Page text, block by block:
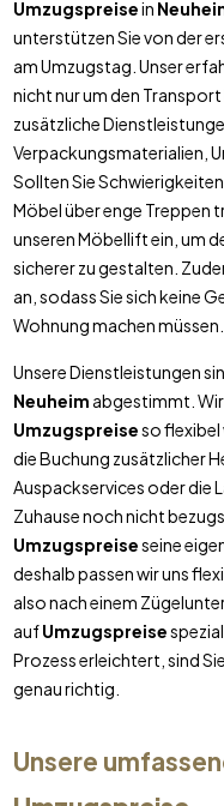
Umzugspreisein
unterstützen Sie von der
am Umzugstag. Unser
nicht nur um den
zusätzliche
Verpackungsmaterialien,
Sollten Sie
Möbel über enge Treppen
unseren Möbellift ein, um
sicherer zu gestalten.
an, sodass Sie sich keine
Wohnung machen müssen.
Unsere Dienstleistungen
Neuheim abgestimmt.
Umzugspreiseso flexibel
die Buchung zusätzlicher
Auspackservices oder die
Zuhause noch nicht
Umzugspreiseseine
deshalb passen wir uns
also nach einem
aufUmzugspreise
Prozess erleichtert, sind
genau richtig.
Unsere